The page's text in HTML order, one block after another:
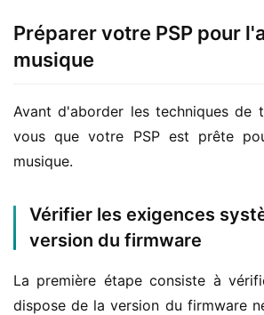
Préparer votre PSP pour
musique
Avant d'aborder les techniques de
vous que votre PSP est prête
musique.
Vérifier les exigences
version du firmware
La première étape consiste à
dispose de la version du firmware